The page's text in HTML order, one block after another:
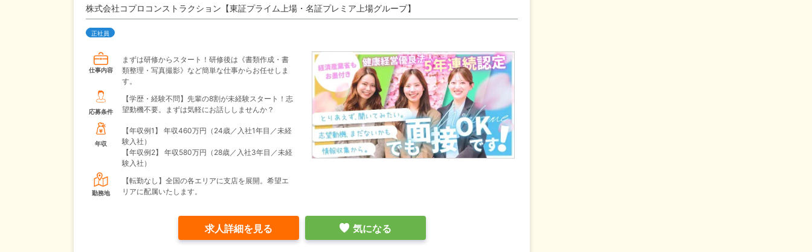
株式会社コプロコンストラクション【東証プライム上場・名証プレミア上場グループ】
正社員
仕事内容
まずは研修からスタート！研修後は《書類作成・書
類整理・写真撮影》など簡単な仕事からお任せしま
す。
応募条件
【学歴・経験不問】先輩の8割が未経験スタート！志
望動機不要。まずは気軽にお話ししませんか？
年収
【年収例1】
年収460万円（24歳／入社1年目／未経
験入社）
【年収例2】
年収580万円（28歳／入社3年目／未経
験入社）
勤務地
【転勤なし】全国の各エリアに支店を展開。希望エ
リアに配属いたします。
求人詳細を見る 気になる